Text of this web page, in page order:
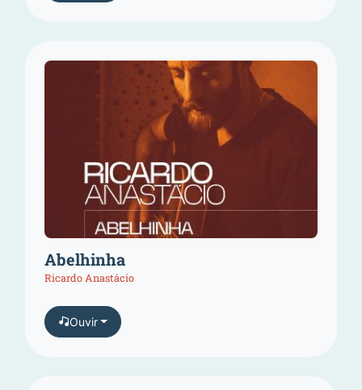
Abelhinha
Ricardo Anastácio
Ouvir